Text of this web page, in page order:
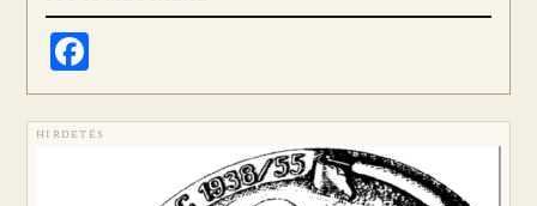
HIRDETÉS